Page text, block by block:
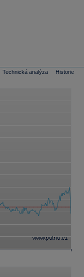
Technická analýza Historie